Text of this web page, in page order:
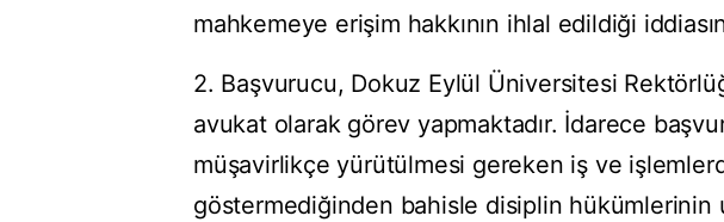
mahkemeye erişim hakkının ihlal edildiği
2. Başvurucu, Dokuz Eylül Üniversitesi
avukat olarak görev yapmaktadır. İdarece
müşavirlikçe yürütülmesi gereken iş ve
göstermediğinden bahisle disiplin hükümlerinin